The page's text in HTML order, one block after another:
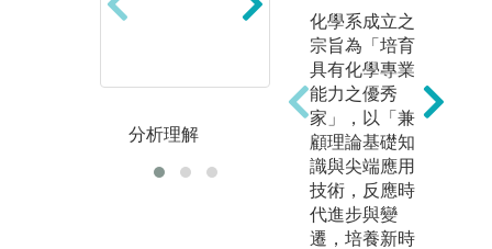
分析理解 理論與計算
化學系成立之
宗旨為「培育
具有化學專業
能力之優秀
家」，以「兼
顧理論基礎知
識與尖端應用
技術，反應時
代進步與變
遷，培養新時